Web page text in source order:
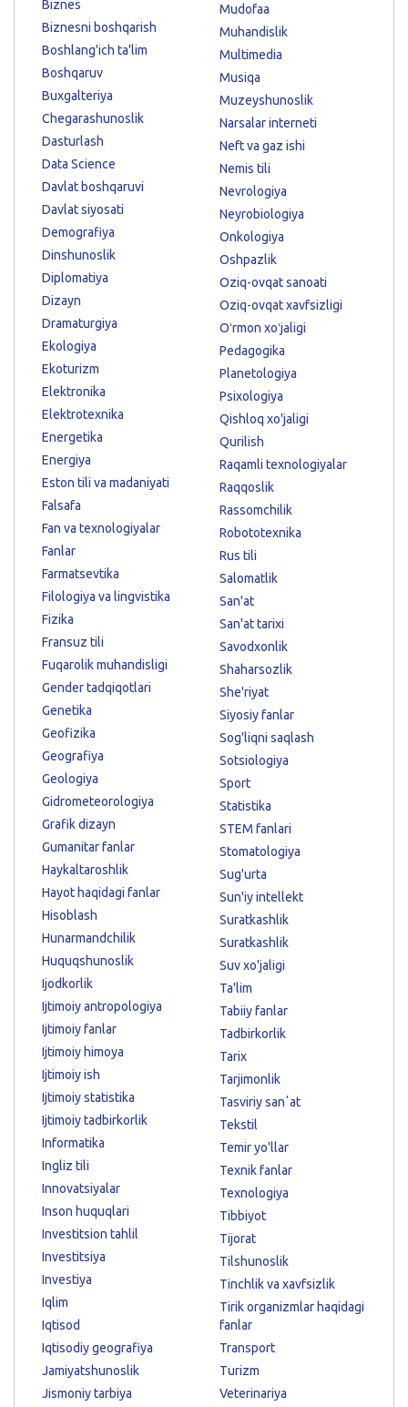
Biznes
Biznesni boshqarish
Boshlang'ich ta'lim
Boshqaruv
Buxgalteriya
Chegarashunoslik
Dasturlash
Data Science
Davlat boshqaruvi
Davlat siyosati
Demografiya
Dinshunoslik
Diplomatiya
Dizayn
Dramaturgiya
Ekologiya
Ekoturizm
Elektronika
Elektrotexnika
Energetika
Energiya
Eston tili va madaniyati
Falsafa
Fan va texnologiyalar
Fanlar
Farmatsevtika
Filologiya va lingvistika
Fizika
Fransuz tili
Fuqarolik muhandisligi
Gender tadqiqotlari
Genetika
Geofizika
Geografiya
Geologiya
Gidrometeorologiya
Grafik dizayn
Gumanitar fanlar
Haykaltaroshlik
Hayot haqidagi fanlar
Hisoblash
Hunarmandchilik
Huquqshunoslik
Ijodkorlik
Ijtimoiy antropologiya
Ijtimoiy fanlar
Ijtimoiy himoya
Ijtimoiy ish
Ijtimoiy statistika
Ijtimoiy tadbirkorlik
Informatika
Ingliz tili
Innovatsiyalar
Inson huquqlari
Investitsion tahlil
Investitsiya
Investiya
Iqlim
Iqtisod
Iqtisodiy geografiya
Jamiyatshunoslik
Jismoniy tarbiya
Mudofaa
Muhandislik
Multimedia
Musiqa
Muzeyshunoslik
Narsalar interneti
Neft va gaz ishi
Nemis tili
Nevrologiya
Neyrobiologiya
Onkologiya
Oshpazlik
Oziq-ovqat sanoati
Oziq-ovqat xavfsizligi
Oʻrmon xoʻjaligi
Pedagogika
Planetologiya
Psixologiya
Qishloq xo'jaligi
Qurilish
Raqamli texnologiyalar
Raqqoslik
Rassomchilik
Robototexnika
Rus tili
Salomatlik
San'at
San'at tarixi
Savodxonlik
Shaharsozlik
She'riyat
Siyosiy fanlar
Sog'liqni saqlash
Sotsiologiya
Sport
Statistika
STEM fanlari
Stomatologiya
Sug'urta
Sun'iy intellekt
Suratkashlik
Suratkashlik
Suv xo'jaligi
Ta'lim
Tabiiy fanlar
Tadbirkorlik
Tarix
Tarjimonlik
Tasviriy sanʼat
Tekstil
Temir yo'llar
Texnik fanlar
Texnologiya
Tibbiyot
Tijorat
Tilshunoslik
Tinchlik va xavfsizlik
Tirik organizmlar haqidagi
fanlar
Transport
Turizm
Veterinariya